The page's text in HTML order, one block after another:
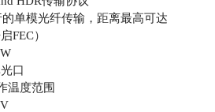
单模光纤传输，距离最高可达
FEC）
口
温度范围